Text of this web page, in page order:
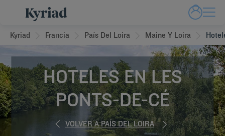
Kyriad Francia País Del Loira Maine Y Loira
HOTELES EN LES
PONTS-DE-CÉ
VOLVER A PAÍS DEL LOIRA